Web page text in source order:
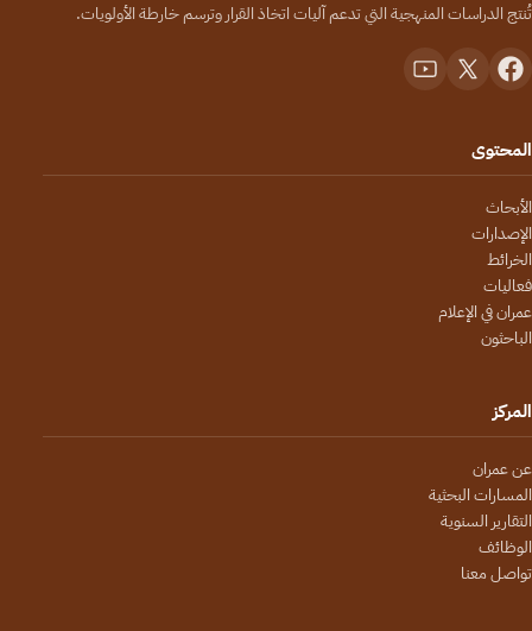
تُنتج الدراسات المنهجية التي تدعم آليات اتخاذ القرار وترسم خارطة الأولويات.
المحتوى
الأبحاث
الإصدارات
الخرائط
فعاليات
عمران في الإعلام
الباحثون
المركز
عن عمران
المسارات البحثية
التقارير السنوية
الوظائف
تواصل معنا